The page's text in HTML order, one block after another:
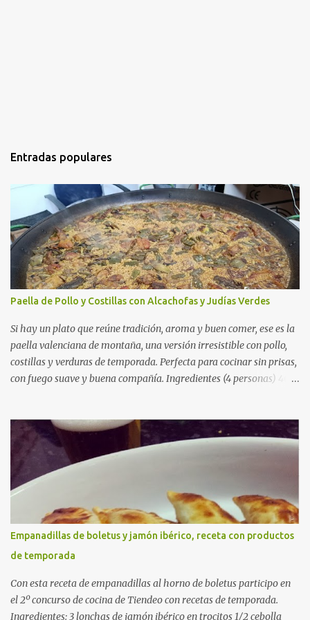
Entradas populares
Paella de Pollo y Costillas con Alcachofas y Judías Verdes
Si hay un plato que reúne tradición, aroma y buen comer, ese es la
paella valenciana de montaña, una versión irresistible con pollo,
costillas y verduras de temporada. Perfecta para cocinar sin prisas,
con fuego suave y buena compañía. Ingredientes (4 personas) 400
verdes planas 2 tomates maduros rallados 1,2 litros de caldo de
pollo (o agua) 1 cucharadita de hebras de azafrán 1 cucharadita de
pimentón dulce 2 dientes de ajo Aceite de oliva virgen extra Sal al
gusto (Opcional) una ramita de romero Elaboración 1. Prepara las
verduras Limpia las alcachofas, retira las hojas duras y córtalas en
cuartos. Trocea las judías verdes. Reserva en agua con limón para
que no se oxiden. 2. Sofríe las carnes En la paellera, añade un buen
chorro de aceite de oliva y dora bien el pollo y las costillas a fuego
medio-alto. Este paso es clave: cuanto más dorado, más sabor ten...
Empanadillas de boletus y jamón ibérico, receta con productos
de temporada
Con esta receta de empanadillas al horno de boletus participo en
el 2º concurso de cocina de Tiendeo con recetas de temporada.
Ingredientes: 3 lonchas de jamón ibérico en trocitos 1/2 cebolla